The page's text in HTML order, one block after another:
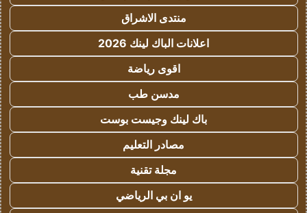
منتدى الاشراق
اعلانات الباك لينك 2026
اقوى رياضة
مدسن طب
باك لينك وجيست بوست
مصادر التعليم
مجلة تقنية
يو ان بي الرياضي